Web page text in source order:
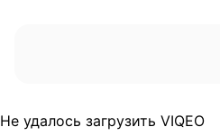
Не удалось загрузить VIQEO